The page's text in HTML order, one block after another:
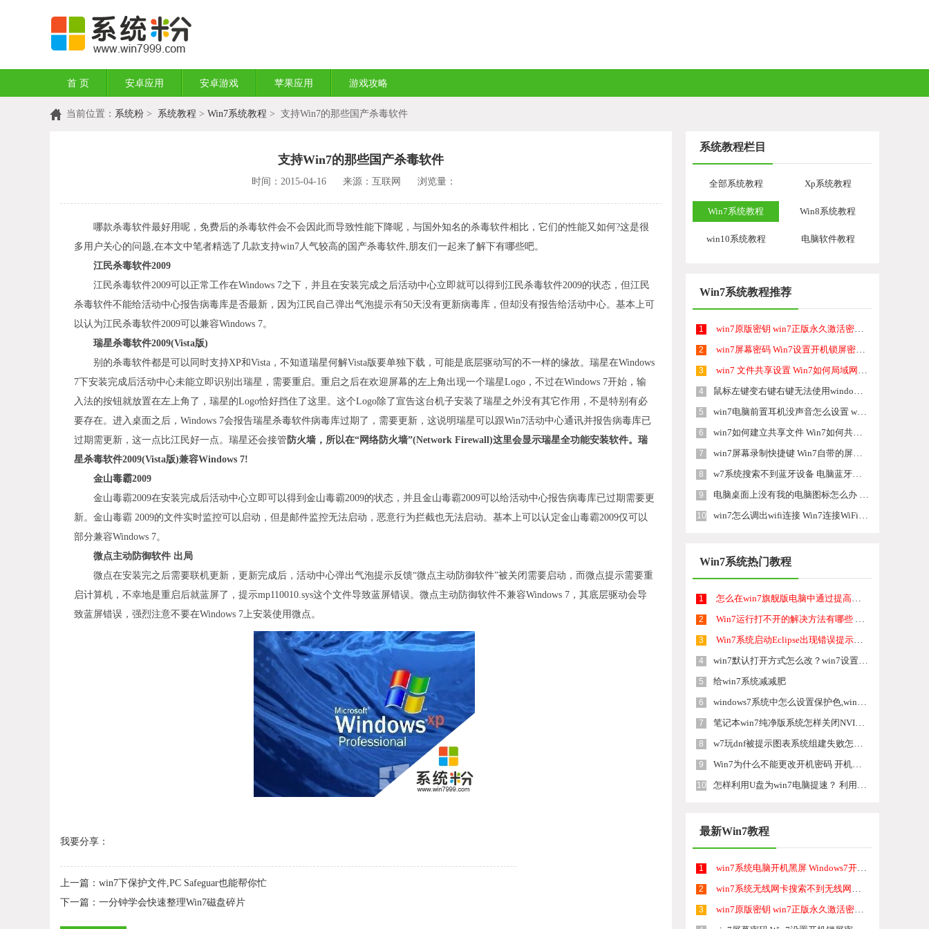
首 页 安卓应用 安卓游戏 苹果应用 游戏攻略
当前位置： 系统粉 > 系统教程 > Win7系统教程 > 支持Win7的那些国产杀毒软件
支持Win7的那些国产杀毒软件
时间：2015-04-16 来源：互联网 浏览量：
哪款杀毒软件最好用呢，免费后的杀毒软件会不会因此而导致性能下降呢，与国外知名的杀毒软件相比，它们的性能又如何?这是很
多用户关心的问题,在本文中笔者精选了几款支持win7人气较高的国产杀毒软件,朋友们一起来了解下有哪些吧。
江民杀毒软件2009
江民杀毒软件2009可以正常工作在Windows 7之下，并且在安装完成之后活动中心立即就可以得到江民杀毒软件2009的状态，但江民
杀毒软件不能给活动中心报告病毒库是否最新，因为江民自己弹出气泡提示有50天没有更新病毒库，但却没有报告给活动中心。基本上可
以认为江民杀毒软件2009可以兼容Windows 7。
瑞星杀毒软件2009(Vista版)
别的杀毒软件都是可以同时支持XP和Vista，不知道瑞星何解Vista版要单独下载，可能是底层驱动写的不一样的缘故。瑞星在Windows
7下安装完成后活动中心未能立即识别出瑞星，需要重启。重启之后在欢迎屏幕的左上角出现一个瑞星Logo，不过在Windows 7开始，输
入法的按钮就放置在左上角了，瑞星的Logo恰好挡住了这里。这个Logo除了宣告这台机子安装了瑞星之外没有其它作用，不是特别有必
要存在。进入桌面之后，Windows 7会报告瑞星杀毒软件病毒库过期了，需要更新，这说明瑞星可以跟Win7活动中心通讯并报告病毒库已
过期需更新，这一点比江民好一点。瑞星还会接管 防火墙，所以在“网络防火墙”(Network Firewall)这里会显示瑞星全功能安装软件。瑞
星杀毒软件2009(Vista版)兼容Windows 7!
金山毒霸2009
金山毒霸2009在安装完成后活动中心立即可以得到金山毒霸2009的状态，并且金山毒霸2009可以给活动中心报告病毒库已过期需要更
新。金山毒霸 2009的文件实时监控可以启动，但是邮件监控无法启动，恶意行为拦截也无法启动。基本上可以认定金山毒霸2009仅可以
部分兼容Windows 7。
微点主动防御软件 出局
微点在安装完之后需要联机更新，更新完成后，活动中心弹出气泡提示反馈“微点主动防御软件”被关闭需要启动，而微点提示需要重
启计算机，不幸地是重启后就蓝屏了，提示mp110010.sys这个文件导致蓝屏错误。微点主动防御软件不兼容Windows 7，其底层驱动会导
致蓝屏错误，强烈注意不要在Windows 7上安装使用微点。
我要分享：
上一篇： win7下保护文件,PC Safeguar也能帮你忙
下一篇： 一分钟学会快速整理Win7磁盘碎片
系统教程栏目
全部系统教程 Xp系统教程
Win7系统教程 Win8系统教程
win10系统教程 电脑软件教程
Win7系统教程推荐
1 win7原版密钥 win7正版永久激活密钥激活步骤
2 win7屏幕密码 Win7设置开机锁屏密码的方法
3 win7 文件共享设置 Win7如何局域网共享文件
4 鼠标左键变右键右键无法使用window7怎么办 鼠标左键变右键解决方法
5 win7电脑前置耳机没声音怎么设置 win7前面板耳机没声音处理方法
6 win7如何建立共享文件 Win7如何共享文件到其他设备
7 win7屏幕录制快捷键 Win7自带的屏幕录制功能怎么使用
8 w7系统搜索不到蓝牙设备 电脑蓝牙搜索不到其他设备
9 电脑桌面上没有我的电脑图标怎么办 win7桌面图标不见了怎么恢复
10 win7怎么调出wifi连接 Win7连接WiFi失败怎么办
Win7系统热门教程
1 怎么在win7旗舰版电脑中通过提高硬盘检测速度来提升电脑开机速度 在win7旗舰版电脑中通过提高硬盘检测速度来提升电脑开机速度的步骤
2 Win7运行打不开的解决方法有哪些 Win7运行打不开了怎么解决
3 Win7系统启动Eclipse出现错误提示怎么解决 Win7系统启动Eclipse出现错误提示怎么处理
4 win7默认打开方式怎么改？win7设置默认打开程序的方法！
5 给win7系统减减肥
6 windows7系统中怎么设置保护色,windows7护眼色设置方法
7 笔记本win7纯净版系统怎样关闭NVIDIA显卡的垂直同步效果 笔记本win7纯净版系统关闭NVIDIA显卡的垂直同步效果的方法
8 w7玩dnf被提示图表系统组建失败怎么解决【图文】
9 Win7为什么不能更改开机密码 开机密码无法更改怎么办
10 怎样利用U盘为win7电脑提速？ 利用U盘为win7电脑提速的方法
最新Win7教程
1 win7系统电脑开机黑屏 Windows7开机黑屏怎么办
2 win7系统无线网卡搜索不到无线网络 Win7电脑无线信号消失怎么办
3 win7原版密钥 win7正版永久激活密钥激活步骤